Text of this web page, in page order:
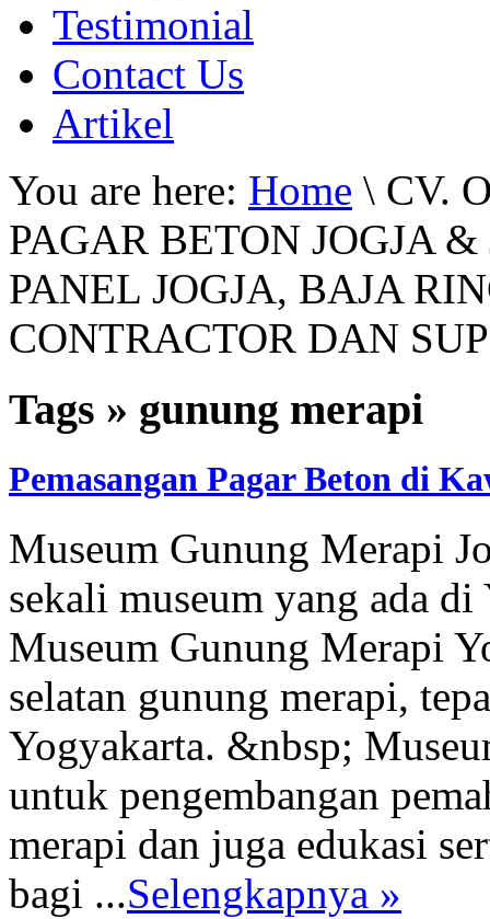
Testimonial
Contact Us
Artikel
You are here: Home \ CV.
PAGAR BETON JOGJA
PANEL JOGJA, BAJA
CONTRACTOR DAN
Tags » gunung merapi
Pemasangan Pagar Beton di
Museum Gunung Merapi
sekali museum yang ada
Museum Gunung Merapi
selatan gunung merapi,
Yogyakarta. &nbsp;
untuk pengembangan
merapi dan juga edukasi
bagi ...Selengkapnya »